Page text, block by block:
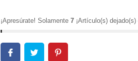
¡Apresúrate! Solamente 7¡Artículo(s) dejado(s)